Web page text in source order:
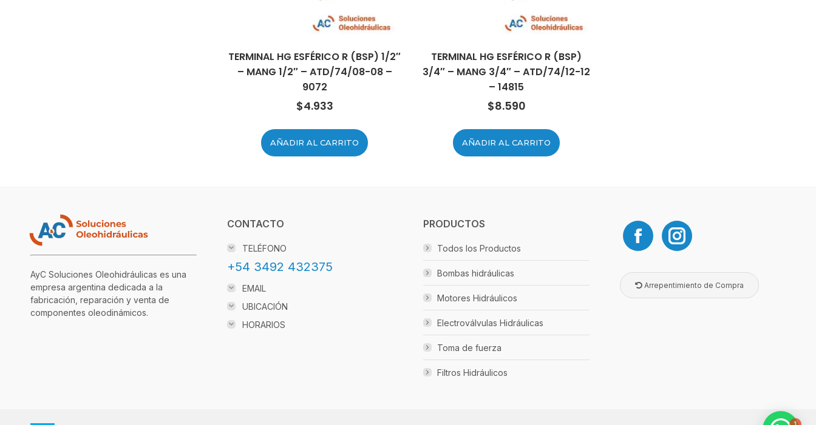
TERMINAL HG ESFÉRICO R (BSP) 1/2″
– MANG 1/2″ – ATD/74/08-08 –
9072
$4.933
AÑADIR AL CARRITO
TERMINAL HG ESFÉRICO R (BSP)
3/4″ – MANG 3/4″ – ATD/74/12-12
– 14815
$8.590
AÑADIR AL CARRITO
AyC Soluciones Oleohidráulicas es una
empresa argentina dedicada a la
fabricación, reparación y venta de
componentes oleodinámicos.
CONTACTO
TELÉFONO
+54 3492 432375
EMAIL
UBICACIÓN
HORARIOS
PRODUCTOS
Todos los Productos
Bombas hidráulicas
Motores Hidráulicos
Electroválvulas Hidráulicas
Toma de fuerza
Filtros Hidráulicos
Arrepentimiento de Compra
1